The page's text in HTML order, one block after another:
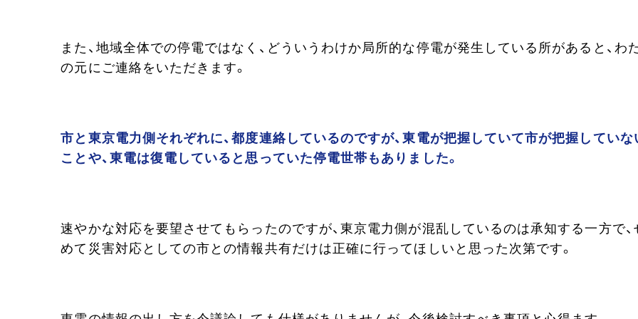
また、地域全体での停電ではなく、どういうわけか局所的な停電が発生している所があると、わ
の元にご連絡をいただきます。
市と東京電力側それぞれに、都度連絡しているのですが、東電が把握していて市が把握していな
ことや、東電は復電していると思っていた停電世帯もありました。
速やかな対応を要望させてもらったのですが、東京電力側が混乱しているのは承知する一方で、
めて災害対応としての市との情報共有だけは正確に行ってほしいと思った次第です。